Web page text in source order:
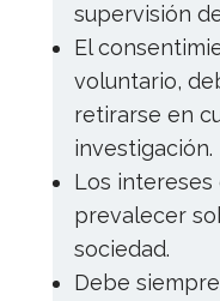
supervisión
El
voluntario,
retirarse en
investigación.
Los intereses
prevalecer
sociedad.
Debe